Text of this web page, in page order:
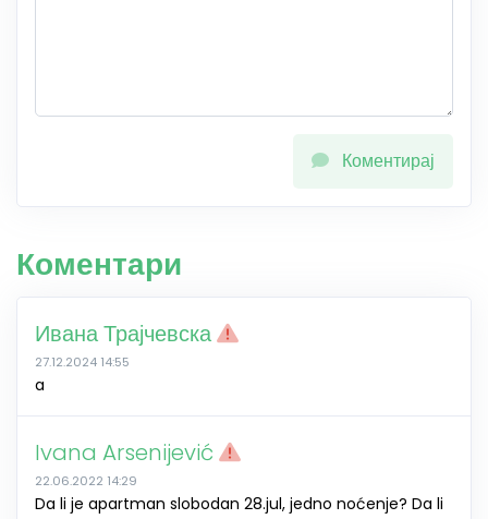
Коментирај
Коментари
Ивана Трајчевска
27.12.2024 14:55
a
Ivana Arsenijević
22.06.2022 14:29
Da li je apartman slobodan 28.jul, jedno noćenje? Da li